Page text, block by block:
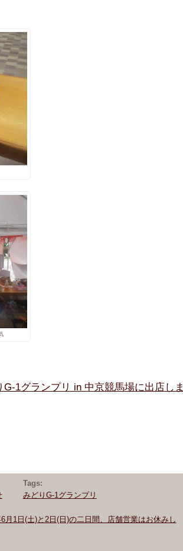
1グランプリ in 中京競馬場に出店しま
Tags:
みどりG-1グランプリ
1日(土)と2日(日)の二日間、店舗営業はお休みし